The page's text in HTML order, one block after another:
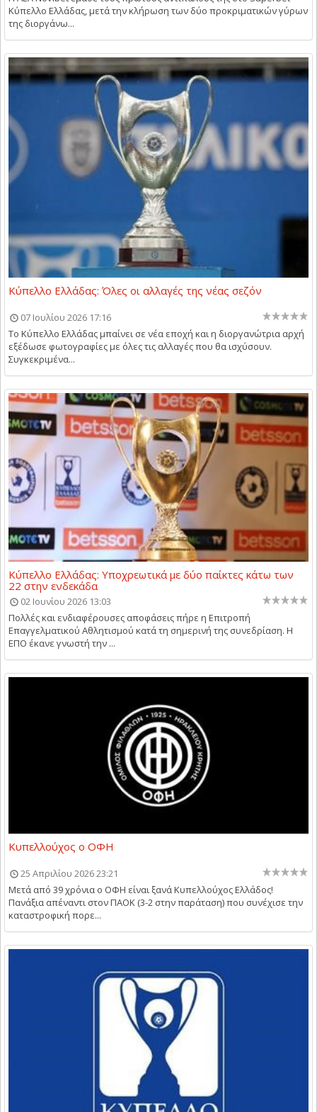
Κύπελλο Ελλάδας, μετά την κλήρωση των δύο προκριματικών γύρων
της διοργάνω...
Κύπελλο Ελλάδας: Όλες οι αλλαγές της νέας σεζόν
07 Ιουλίου 2026 17:16
Το Κύπελλο Ελλάδας μπαίνει σε νέα εποχή και η διοργανώτρια αρχή
εξέδωσε φωτογραφίες με όλες τις αλλαγές που θα ισχύσουν.
Συγκεκριμένα...
Κύπελλο Ελλάδας: Υποχρεωτικά με δύο παίκτες κάτω των
22 στην ενδεκάδα
02 Ιουνίου 2026 13:03
Πολλές και ενδιαφέρουσες αποφάσεις πήρε η Επιτροπή
Επαγγελματικού Αθλητισμού κατά τη σημερινή της συνεδρίαση. Η
ΕΠΟ έκανε γνωστή την ...
Κυπελλούχος ο ΟΦΗ
25 Απριλίου 2026 23:21
Μετά από 39 χρόνια ο ΟΦΗ είναι ξανά Κυπελλούχος Ελλάδος!
Πανάξια απέναντι στον ΠΑΟΚ (3-2 στην παράταση) που συνέχισε την
καταστροφική πορε...